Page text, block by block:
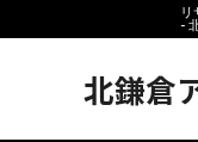
リ
-
北鎌倉